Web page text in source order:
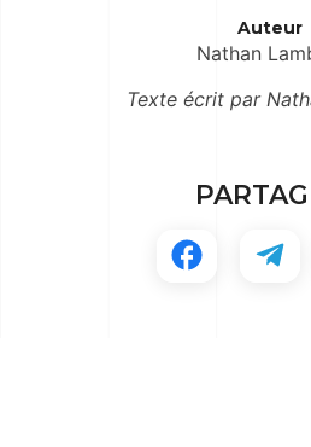
Auteur
Nathan
Texte écrit par